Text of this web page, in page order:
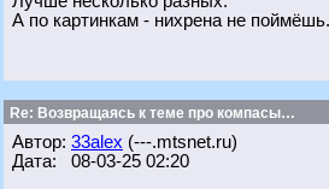
А по картинкам - нихрена не поймёшь.
Re: Возвращаясь к теме про компасы…
Автор: 33alex (---.mtsnet.ru)
Дата: 08-03-25 02:20